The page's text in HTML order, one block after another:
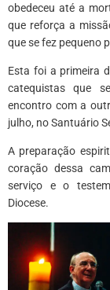
obedeceu até a
que reforça a
que se fez pequeno
Esta foi a primeira
catequistas que
encontro com a
julho, no Santuário
A preparação
coração dessa
serviço e o
Diocese.